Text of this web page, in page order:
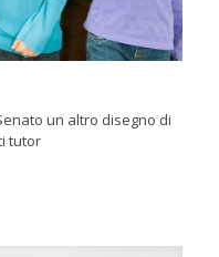
un altro disegno di
tutor